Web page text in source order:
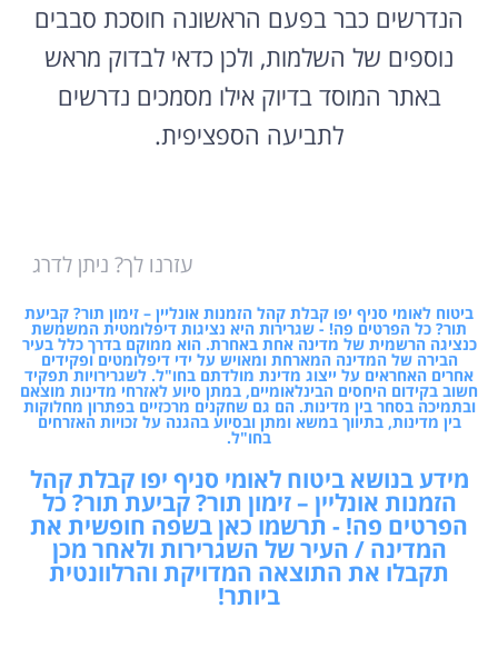
הנדרשים כבר בפעם הראשונה חוסכת סבבים
נוספים של השלמות, ולכן כדאי לבדוק מראש
באתר המוסד בדיוק אילו מסמכים נדרשים
לתביעה הספציפית.
עזרנו לך? ניתן לדרג
ביטוח לאומי סניף יפו קבלת קהל הזמנות אונליין – זימון תור? קביעת
תור? כל הפרטים פה! - שגרירות היא נציגות דיפלומטית המשמשת
כנציגה הרשמית של מדינה אחת באחרת. הוא ממוקם בדרך כלל בעיר
הבירה של המדינה המארחת ומאויש על ידי דיפלומטים ופקידים
אחרים האחראים על ייצוג מדינת מולדתם בחו"ל. לשגרירויות תפקיד
חשוב בקידום היחסים הבינלאומיים, במתן סיוע לאזרחי מדינות מוצאם
ובתמיכה בסחר בין מדינות. הם גם שחקנים מרכזיים בפתרון מחלוקות
בין מדינות, בתיווך במשא ומתן ובסיוע בהגנה על זכויות האזרחים
בחו"ל.
מידע בנושא ביטוח לאומי סניף יפו קבלת קהל
הזמנות אונליין – זימון תור? קביעת תור? כל
הפרטים פה! - תרשמו כאן בשפה חופשית את
המדינה / העיר של השגרירות ולאחר מכן
תקבלו את התוצאה המדויקת והרלוונטית
ביותר!